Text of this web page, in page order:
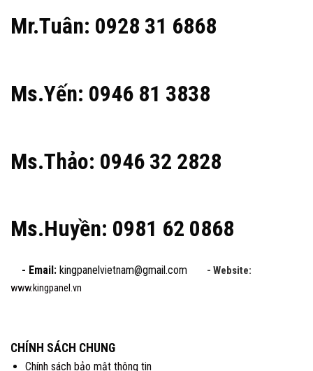
Mr.Tuân: 0928 31 6868
Ms.Yến: 0946 81 3838
Ms.Thảo: 0946 32 2828
Ms.Huyền: 0981 62 0868
- Email: kingpanelvietnam@gmail.com - Website:
www.kingpanel.vn
CHÍNH SÁCH CHUNG
Chính sách bảo mật thông tin